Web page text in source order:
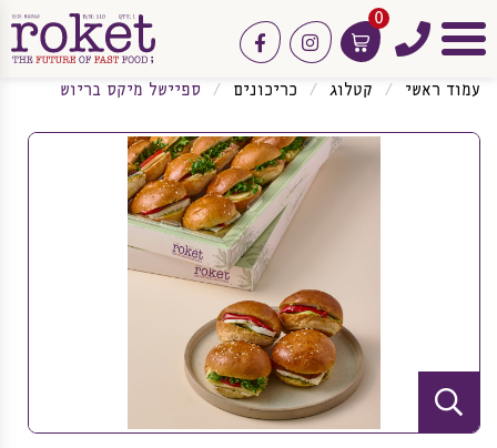
תפריט
טלפון
0
instagram
facebook
עמוד ראשי קטלוג כריכונים ספיישל מיקס בריוש